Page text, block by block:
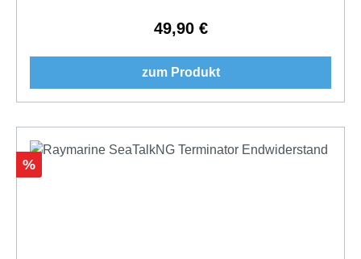
Regulärer Preis:
49,90 €
zum Produkt
Rabatt
%